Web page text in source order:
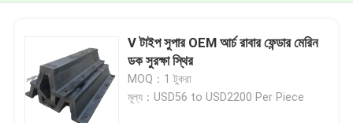
V টাইপ সুপার OEM আর্চ রাবার ফেন্ডার মেরিন
ডক সুরক্ষা স্থির
MOQ：1 টুকরা
মূল্য：USD56 to USD2200 Per Piece